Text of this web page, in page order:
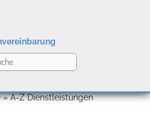
»A-Z Dienstleistungen